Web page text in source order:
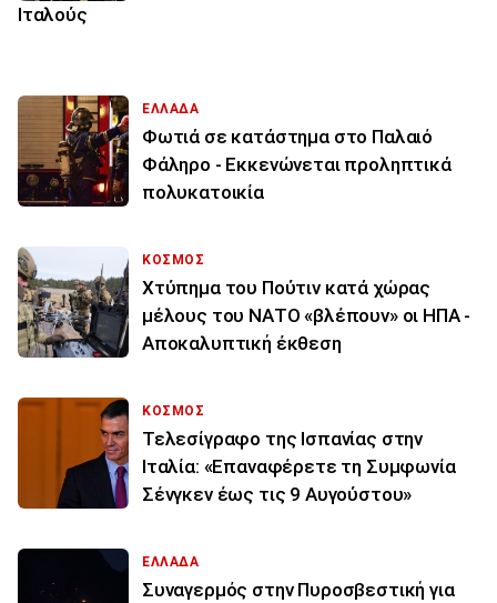
Ιταλούς
ΕΛΛΑΔΑ
Φωτιά σε κατάστημα στο Παλαιό
Φάληρο - Εκκενώνεται προληπτικά
πολυκατοικία
ΚΟΣΜΟΣ
Χτύπημα του Πούτιν κατά χώρας
μέλους του ΝΑΤΟ «βλέπουν» οι ΗΠΑ -
Αποκαλυπτική έκθεση
ΚΟΣΜΟΣ
Τελεσίγραφο της Ισπανίας στην
Ιταλία: «Επαναφέρετε τη Συμφωνία
Σένγκεν έως τις 9 Αυγούστου»
ΕΛΛΑΔΑ
Συναγερμός στην Πυροσβεστική για